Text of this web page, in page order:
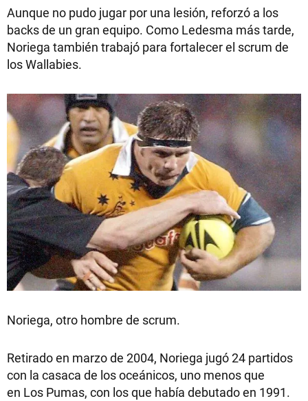
Aunque no pudo jugar por una lesión, reforzó a los
backs de un gran equipo. Como Ledesma más tarde,
Noriega también trabajó para fortalecer el scrum de
los Wallabies.
Noriega, otro hombre de scrum.
Retirado en marzo de 2004, Noriega jugó 24 partidos
con la casaca de los oceánicos, uno menos que
en Los Pumas, con los que había debutado en 1991.